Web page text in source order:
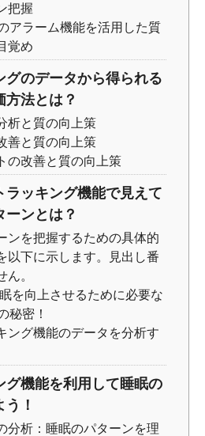
把握
アラーム機能を活用した質
覚め
グのデータから得られる
方法とは？
析と質の向上策
善と質の向上策
の改善と質の向上策
ラッキング機能で見えて
ーンとは？
ンを把握するための具体的
以下に示します。見出し番
ん。
を向上させるために必要な
秘密！
ング機能のデータを分析す
グ機能を利用して睡眠の
！
分析：睡眠のパターンを理